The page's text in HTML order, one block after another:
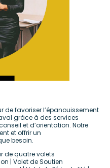
favoriser l’épanouissement
grâce à des services
et d’orientation. Notre
et offrir un
besoin.
de quatre volets
| Volet de Soutien